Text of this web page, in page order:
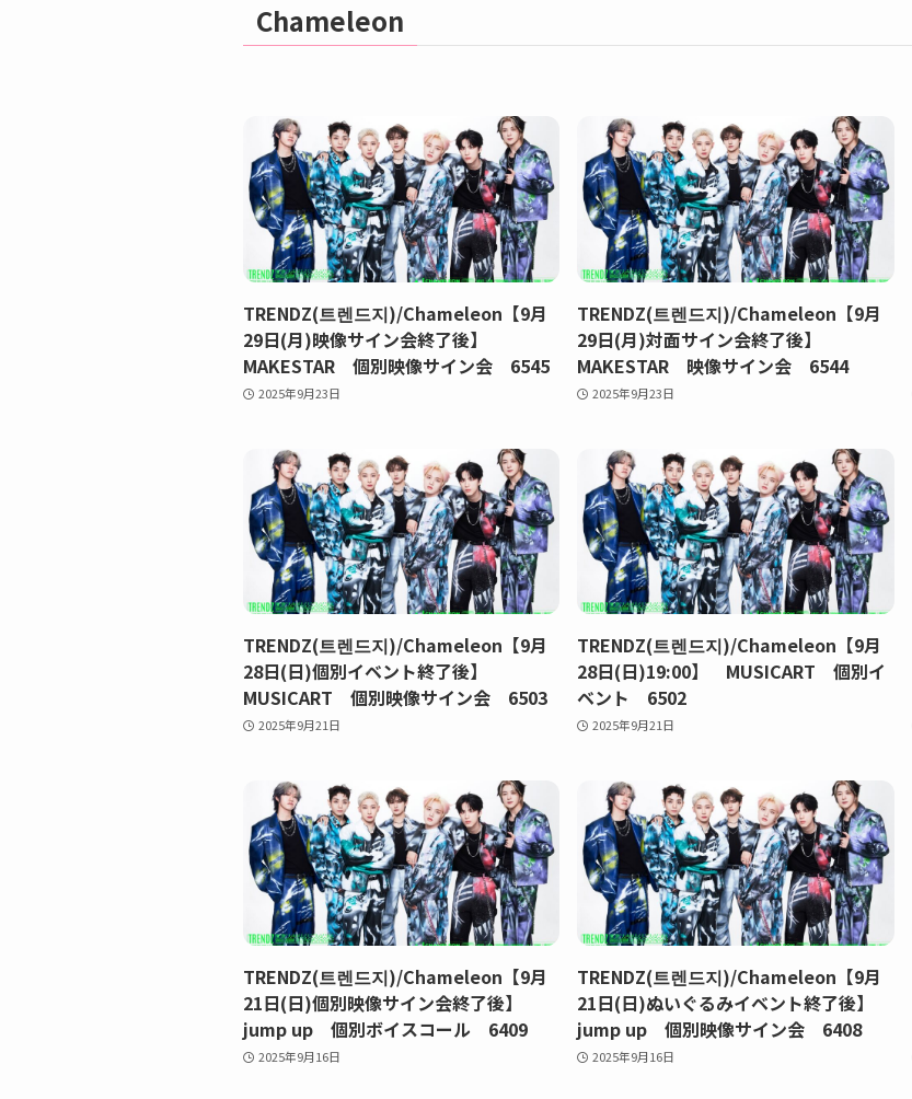
Chameleon
TRENDZ(트렌드지)/Chameleon【9月
29日(月)映像サイン会終了後】
MAKESTAR 個別映像サイン会 6545
2025年9月23日
TRENDZ(트렌드지)/Chameleon【9月
29日(月)対面サイン会終了後】
MAKESTAR 映像サイン会 6544
2025年9月23日
TRENDZ(트렌드지)/Chameleon【9月
28日(日)個別イベント終了後】
MUSICART 個別映像サイン会 6503
2025年9月21日
TRENDZ(트렌드지)/Chameleon【9月
28日(日)19:00】 MUSICART 個別イ
ベント 6502
2025年9月21日
TRENDZ(트렌드지)/Chameleon【9月
21日(日)個別映像サイン会終了後】
jump up 個別ボイスコール 6409
2025年9月16日
TRENDZ(트렌드지)/Chameleon【9月
21日(日)ぬいぐるみイベント終了後】
jump up 個別映像サイン会 6408
2025年9月16日